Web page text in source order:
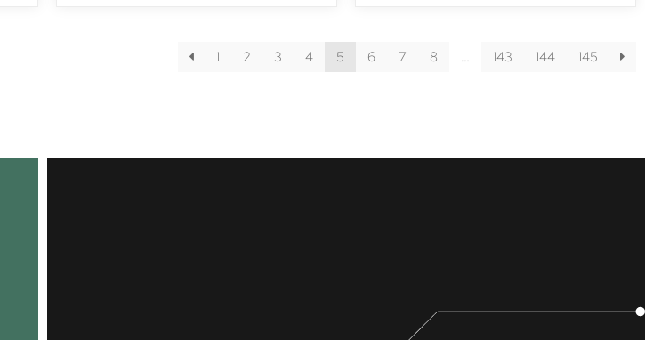
1 2 3 4 5 6 7 8 … 143 144 145